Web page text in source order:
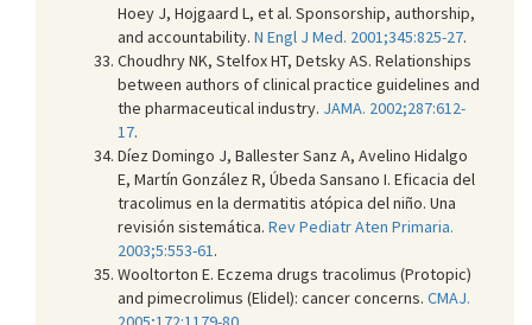
Hoey J, Hojgaard L, et al. Sponsorship, authorship,
and accountability. N Engl J Med. 2001;345:825-27.
Choudhry NK, Stelfox HT, Detsky AS. Relationships
between authors of clinical practice guidelines and
the pharmaceutical industry. JAMA. 2002;287:612-
17.
Díez Domingo J, Ballester Sanz A, Avelino Hidalgo
E, Martín González R, Úbeda Sansano I. Eficacia del
tracolimus en la dermatitis atópica del niño. Una
revisión sistemática. Rev Pediatr Aten Primaria.
2003;5:553-61 .
Wooltorton E. Eczema drugs tracolimus (Protopic)
and pimecrolimus (Elidel): cancer concerns. CMAJ.